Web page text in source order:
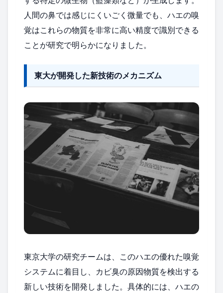
人間の鼻では感じにくいごく微量でも、ハエの嗅
覚はこれらの物質を非常に高い精度で識別できる
ことが研究で明らかになりました。
東大が開発した新技術のメカニズム
東京大学の研究チームは、このハエの優れた嗅覚
システムに着目し、カビ臭の原因物質を検出する
新しい技術を開発しました。具体的には、ハエの